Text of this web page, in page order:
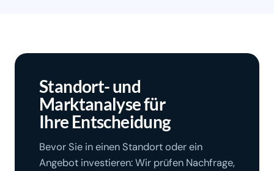
Standort- und
Marktanalyse für
Ihre Entscheidung
Bevor Sie in einen Standort oder ein
Angebot investieren: Wir prüfen Nachfrage,